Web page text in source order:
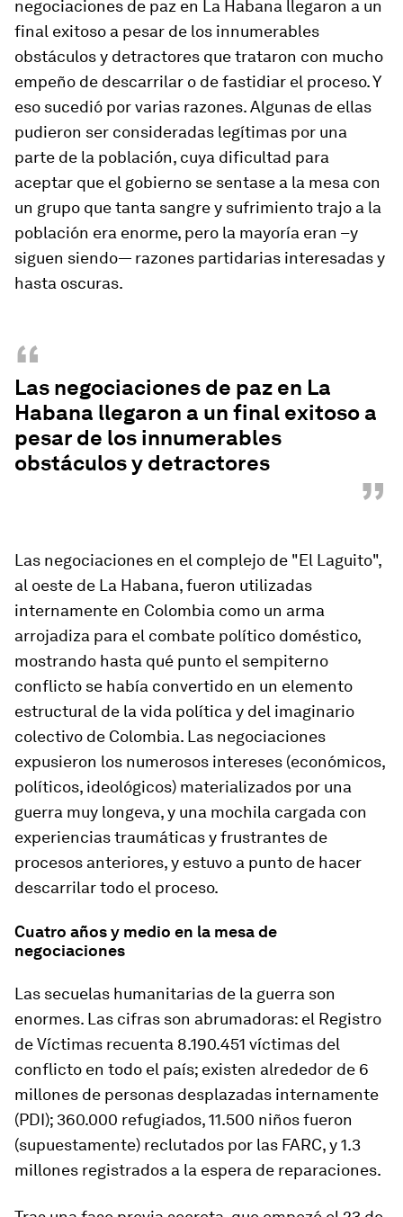
negociaciones de paz en La Habana llegaron a un
final exitoso a pesar de los innumerables
obstáculos y detractores que trataron con mucho
empeño de descarrilar o de fastidiar el proceso. Y
eso sucedió por varias razones. Algunas de ellas
pudieron ser consideradas legítimas por una
parte de la población, cuya dificultad para
aceptar que el gobierno se sentase a la mesa con
un grupo que tanta sangre y sufrimiento trajo a la
población era enorme, pero la mayoría eran –y
siguen siendo— razones partidarias interesadas y
hasta oscuras.
“
Las negociaciones de paz en La
Habana llegaron a un final exitoso a
pesar de los innumerables
obstáculos y detractores
”
Las negociaciones en el complejo de "El Laguito",
al oeste de La Habana, fueron utilizadas
internamente en Colombia como un arma
arrojadiza para el combate político doméstico,
mostrando hasta qué punto el sempiterno
conflicto se había convertido en un elemento
estructural de la vida política y del imaginario
colectivo de Colombia. Las negociaciones
expusieron los numerosos intereses (económicos,
políticos, ideológicos) materializados por una
guerra muy longeva, y una mochila cargada con
experiencias traumáticas y frustrantes de
procesos anteriores, y estuvo a punto de hacer
descarrilar todo el proceso.
Cuatro años y medio en la mesa de
negociaciones
Las secuelas humanitarias de la guerra son
enormes. Las cifras son abrumadoras: el Registro
de Víctimas recuenta 8.190.451 víctimas del
conflicto en todo el país; existen alrededor de 6
millones de personas desplazadas internamente
(PDI); 360.000 refugiados, 11.500 niños fueron
(supuestamente) reclutados por las FARC, y 1.3
millones registrados a la espera de reparaciones.